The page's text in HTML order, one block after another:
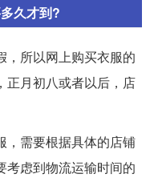
久才到?
，所以网上购买衣服的
正月初八或者以后，店
，需要根据具体的店铺
考虑到物流运输时间的